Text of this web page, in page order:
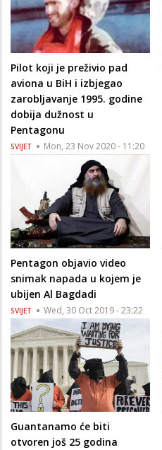
Pilot koji je preživio pad
aviona u BiH i izbjegao
zarobljavanje 1995. godine
dobija dužnost u
Pentagonu
SVIJET Mon, 23 Nov 2020 - 11:20
Pentagon objavio video
snimak napada u kojem je
ubijen Al Bagdadi
SVIJET Wed, 30 Oct 2019 - 23:22
Guantanamo će biti
otvoren još 25 godina